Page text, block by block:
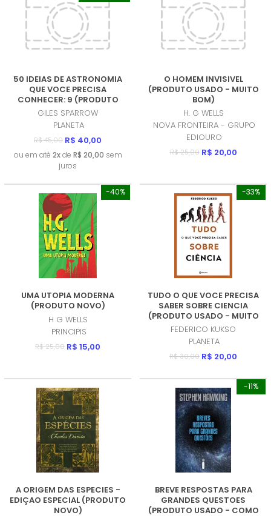
50 IDEIAS DE ASTRONOMIA
QUE VOCE PRECISA
CONHECER: 9 (PRODUTO
USADO - MUITO BOM)
GILES SPARROW
PLANETA
R$ 45,00 R$ 40,00
ou em até 2xde R$ 20,00 sem
juros
O HOMEM INVISIVEL
(PRODUTO USADO - MUITO
BOM)
H. G WELLS
NOVA FRONTEIRA - GRUPO
EDIOURO
R$ 25,00 R$ 20,00
-40%
UMA UTOPIA MODERNA
(PRODUTO NOVO)
H G WELLS
PRINCIPIS
R$ 25,00 R$ 15,00
-33%
TUDO O QUE VOCE PRECISA
SABER SOBRE CIENCIA
(PRODUTO USADO - MUITO
BOM)
FEDERICO KUKSO
PLANETA
R$ 30,00 R$ 20,00
A ORIGEM DAS ESPECIES -
EDIÇAO ESPECIAL (PRODUTO
NOVO)
-11%
BREVE RESPOSTAS PARA
GRANDES QUESTOES
(PRODUTO USADO - COMO